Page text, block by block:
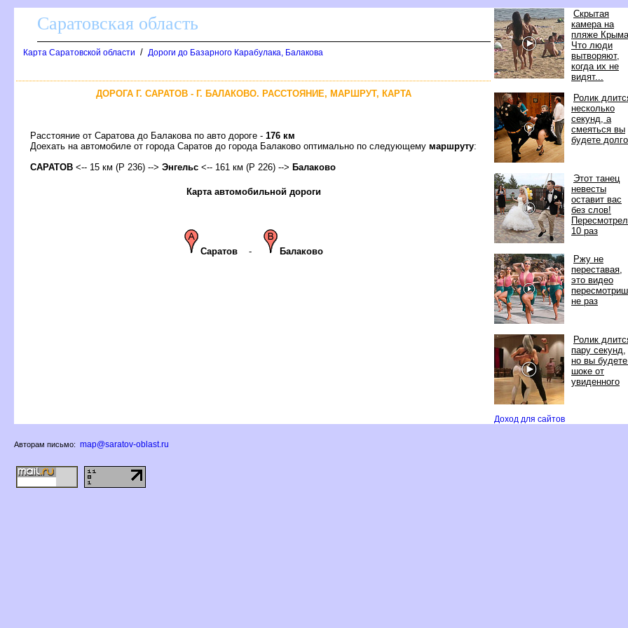
Скрытая
камера на
пляже
Что люди
ытворяют,
когда их не
идят...
Ролик
несколько
секунд, а
смеяться вы
удете долго
Этот танец
невесты
оставит вас
ез слов!
10 раз
Ржу не
переставая,
это видео
не раз
Ролик
пару секунд,
но вы
шоке от
увиденного
Доход для сайто
Саратовская область
Карта Саратовской области / Дороги до Базарного Карабулака, Балакова
ДОРОГА Г. САРАТОВ - Г. БАЛАКОВО. РАССТОЯНИЕ, МАРШРУТ, КАРТА
Расстояние от Саратова до Балакова по авто дороге - 176 км
Доехать на автомобиле от города Саратов до города Балаково оптимально по следующему маршруту:
САРАТО <-- 15 км (Р 236) --> Энгельс <-- 161 км (Р 226) --> Балаково
Карта автомобильной дороги
Сарато - Балаково
Авторам письмо: map@saratov-oblast.ru